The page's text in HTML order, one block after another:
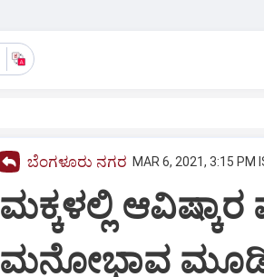
ಬೆಂಗಳೂರು ನಗರ MAR 6, 2021, 3:15 PM
ಮಕ್ಕಳಲ್ಲಿ ಆವಿಷ್ಕಾರ
ಮನೋಭಾವ